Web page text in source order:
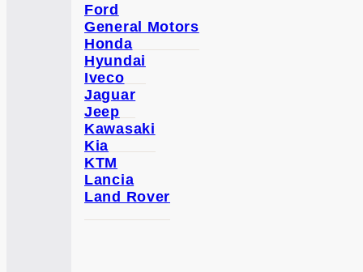
Ford
General Motors
Honda
Hyundai
Iveco
Jaguar
Jeep
Kawasaki
Kia
KTM
Lancia
Land Rover